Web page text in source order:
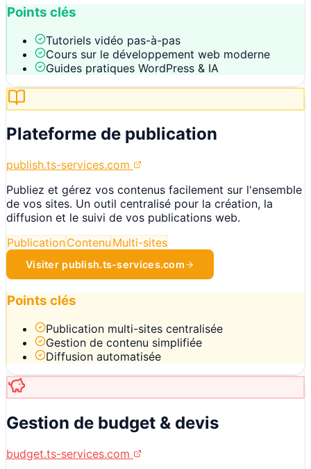
Points clés
Tutoriels vidéo pas-à-pas
Cours sur le développement web moderne
Guides pratiques WordPress & IA
Plateforme de publication
publish.ts-services.com
Publiez et gérez vos contenus facilement sur l'ensemble
de vos sites. Un outil centralisé pour la création, la
diffusion et le suivi de vos publications web.
PublicationContenu Multi-sites
Visiter publish.ts-services.com
Points clés
Publication multi-sites centralisée
Gestion de contenu simplifiée
Diffusion automatisée
Gestion de budget & devis
budget.ts-services.com